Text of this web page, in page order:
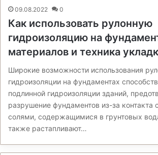
09.08.2022 0
Как использовать рулонную
гидроизоляцию на
материалов и техника
Широкие возможности использования
гидроизоляции на фундаментах
подлинной гидроизоляции зданий,
разрушение фундаментов из-за контакта
солями, содержащимися в грунтовых
также растапливают…